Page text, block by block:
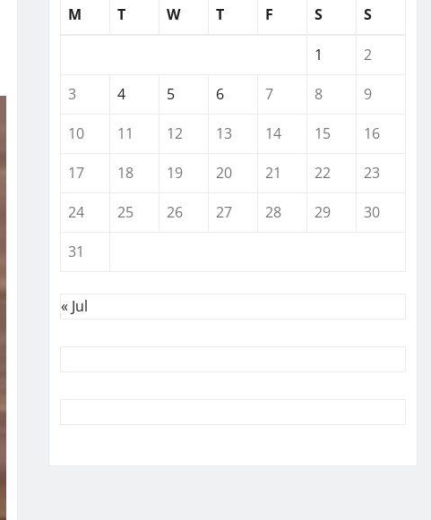
M
T W T F S S
1
2
3
4 5 6 7 8
9
10
11 12 13 14 15
16
17
18 19 20 21 22
23
24
25 26 27 28 29
30
31
« Jul